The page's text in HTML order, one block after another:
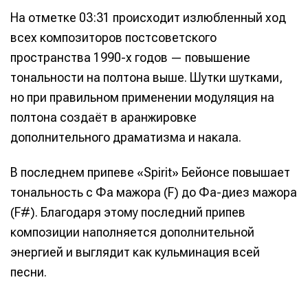
О проекте Реклама
Редакционная политика (в разработке)
О проекте Реклама
Редакционная политика (в разработке)
На отметке 03:31 происходит излюбленный ход
всех композиторов постсоветского
пространства 1990-х годов — повышение
тональности на полтона выше. Шутки шутками,
но при правильном применении модуляция на
полтона создаёт в аранжировке
дополнительного драматизма и накала.
В последнем припеве «Spirit» Бейонсе повышает
тональность с Фа мажора (F) до Фа-диез мажора
(F#). Благодаря этому последний припев
композиции наполняется дополнительной
энергией и выглядит как кульминация всей
песни.